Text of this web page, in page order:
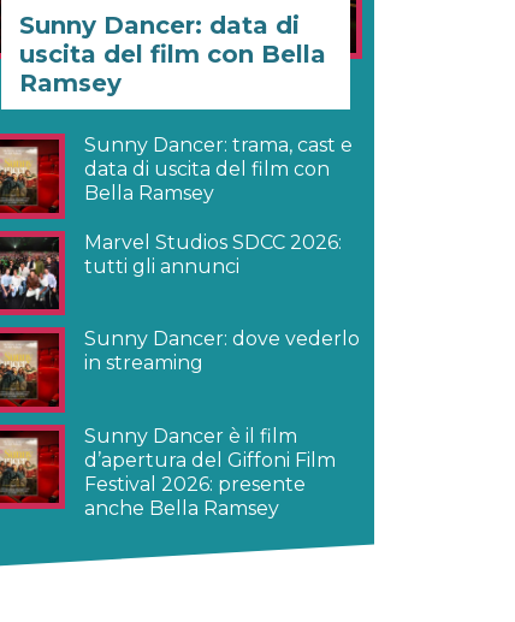
Sunny Dancer: data di
uscita del film con Bella
Ramsey
Sunny Dancer: trama, cast e
data di uscita del film con
Bella Ramsey
Marvel Studios SDCC 2026:
tutti gli annunci
Sunny Dancer: dove vederlo
in streaming
Sunny Dancer è il film
d’apertura del Giffoni Film
Festival 2026: presente
anche Bella Ramsey